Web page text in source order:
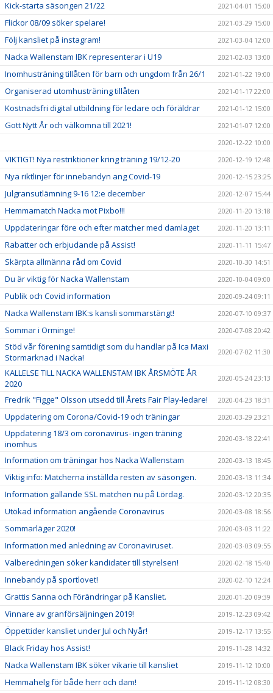
Kick-starta säsongen 21/22 2021-04-01 15:00
Flickor 08/09 söker spelare! 2021-03-29 15:00
Följ kansliet på instagram! 2021-03-04 12:00
Nacka Wallenstam IBK representerar i U19 2021-02-03 13:00
Inomhusträning tillåten för barn och ungdom från 26/1 2021-01-22 19:00
Organiserad utomhusträning tillåten 2021-01-17 22:00
Kostnadsfri digital utbildning för ledare och föräldrar 2021-01-12 15:00
Gott Nytt År och välkomna till 2021!
2021-01-07 12:00
2020-12-22 10:00
VIKTIGT! Nya restriktioner kring träning 19/12-20 2020-12-19 12:48
Nya riktlinjer för innebandyn ang Covid-19 2020-12-15 23:25
Julgransutlämning 9-16 12:e december 2020-12-07 15:44
Hemmamatch Nacka mot Pixbo!!! 2020-11-20 13:18
Uppdateringar före och efter matcher med damlaget 2020-11-20 13:11
Rabatter och erbjudande på Assist! 2020-11-11 15:47
Skärpta allmänna råd om Covid 2020-10-30 14:51
Du är viktig för Nacka Wallenstam 2020-10-04 09:00
Publik och Covid information 2020-09-24 09:11
Nacka Wallenstam IBK:s kansli sommarstängt! 2020-07-10 09:37
Sommar i Orminge! 2020-07-08 20:42
Stöd vår förening samtidigt som du handlar på Ica Maxi
Stormarknad i Nacka!
2020-07-02 11:30
KALLELSE TILL NACKA WALLENSTAM IBK ÅRSMÖTE ÅR
2020
2020-05-24 23:13
Fredrik "Figge" Olsson utsedd till Årets Fair Play-ledare! 2020-04-23 18:31
Uppdatering om Corona/Covid-19 och träningar 2020-03-29 23:21
Uppdatering 18/3 om coronavirus- ingen träning
inomhus
2020-03-18 22:41
Information om träningar hos Nacka Wallenstam 2020-03-13 18:45
Viktig info: Matcherna inställda resten av säsongen. 2020-03-13 11:34
Information gällande SSL matchen nu på Lördag. 2020-03-12 20:35
Utökad information angående Coronavirus 2020-03-08 18:56
Sommarläger 2020! 2020-03-03 11:22
Information med anledning av Coronaviruset. 2020-03-03 09:55
Valberedningen söker kandidater till styrelsen! 2020-02-18 15:40
Innebandy på sportlovet! 2020-02-10 12:24
Grattis Sanna och Förändringar på Kansliet. 2020-01-20 09:39
Vinnare av granförsäljningen 2019! 2019-12-23 09:42
Öppettider kansliet under Jul och Nyår! 2019-12-17 13:55
Black Friday hos Assist! 2019-11-28 14:32
Nacka Wallenstam IBK söker vikarie till kansliet 2019-11-12 10:00
Hemmahelg för både herr och dam! 2019-11-12 08:30